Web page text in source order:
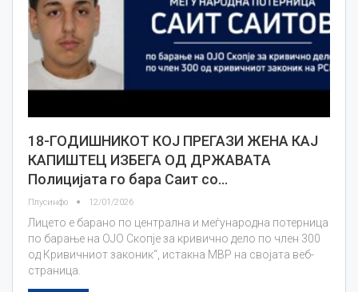
18-ГОДИШНИКОТ КОЈ ПРЕГАЗИ ЖЕНА КАЈ
КАПИШТЕЦ ИЗБЕГА ОД ДРЖАВАТА
Полицијата го бара Саит со…
Плусинфо 12/01/2026
Лицето е барано по централна и меѓународна потерница
по барање на ОЈО Скопје за кривично дело по член 300
од Кривичниот законик“, истакна МВР на својата веб-
страница.